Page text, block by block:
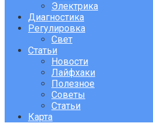
Электрика
Диагностика
Регулировка
Свет
Статьи
Новости
Лайфхаки
Полезное
Советы
Статьи
Карта